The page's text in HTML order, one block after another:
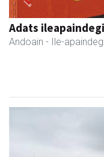
Xixori belar-denda
Andoain - Belar-denda
Previous